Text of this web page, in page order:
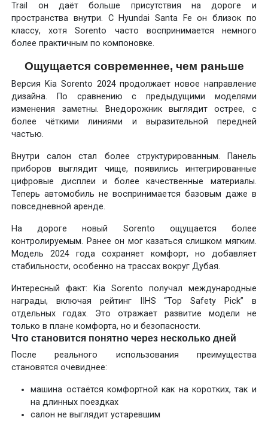
Trail он даёт больше присутствия на дороге и
пространства внутри. С Hyundai Santa Fe он близок по
классу, хотя Sorento часто воспринимается немного
более практичным по компоновке.
Ощущается современнее, чем раньше
Версия Kia Sorento 2024 продолжает новое направление
дизайна. По сравнению с предыдущими моделями
изменения заметны. Внедорожник выглядит острее, с
более чёткими линиями и выразительной передней
частью.
Внутри салон стал более структурированным. Панель
приборов выглядит чище, появились интегрированные
цифровые дисплеи и более качественные материалы.
Теперь автомобиль не воспринимается базовым даже в
повседневной аренде.
На дороге новый Sorento ощущается более
контролируемым. Ранее он мог казаться слишком мягким.
Модель 2024 года сохраняет комфорт, но добавляет
стабильности, особенно на трассах вокруг Дубая.
Интересный факт: Kia Sorento получал международные
награды, включая рейтинг IIHS “Top Safety Pick” в
отдельных годах. Это отражает развитие модели не
только в плане комфорта, но и безопасности.
Что становится понятно через несколько дней
После реального использования преимущества
становятся очевиднее:
машина остаётся комфортной как на коротких, так и
на длинных поездках
салон не выглядит устаревшим